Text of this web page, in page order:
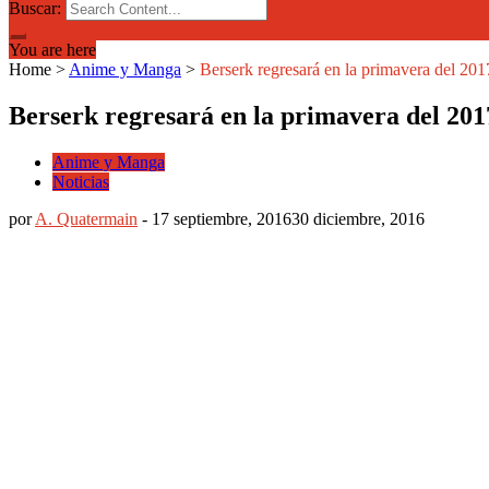
Buscar:
You are here
Home > Anime y Manga > Berserk regresará en la primavera del
Berserk regresará en la primavera del
Anime y Manga
Noticias
porA. Quatermain - 17 septiembre, 201630 diciembre, 2016